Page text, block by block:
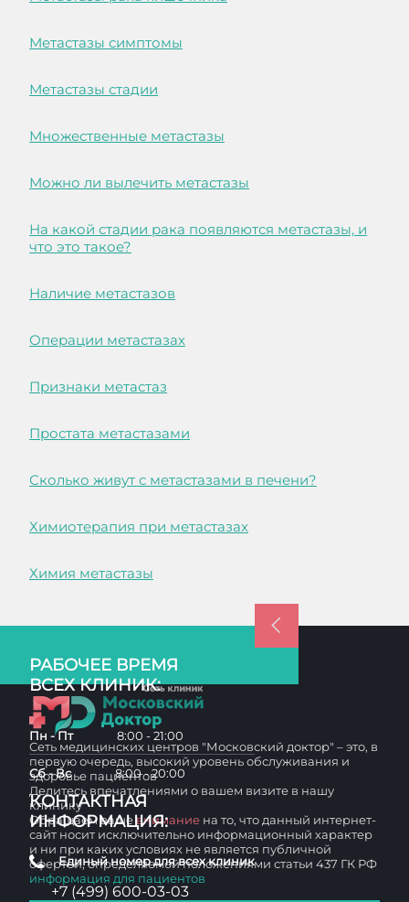
Метастазы симптомы
Метастазы стадии
Множественные метастазы
Можно ли вылечить метастазы
На какой стадии рака появляются метастазы, и
что это такое?
Наличие метастазов
Операции метастазах
Признаки метастаз
Простата метастазами
Сколько живут с метастазами в печени?
Химиотерапия при метастазах
Химия метастазы
РАБОЧЕЕ ВРЕМЯ
ВСЕХ КЛИНИК:
Пн - Пт 8:00 - 21:00
Сб - Вс 8:00 - 20:00
КОНТАКТНАЯ
ИНФОРМАЦИЯ:
Единый номер для всех клиник
+7 (499) 600-03-03
Сеть медицинских центров "Московский доктор" – это, в
первую очередь, высокий уровень обслуживания и
здоровье пациентов
Делитесь впечатлениями о вашем визите в нашу
клинику
Обращаем вашевнимание на то, что данный интернет-
сайт носит исключительно информационный характер
и ни при каких условиях не является публичной
офертой, определяемой положениями статьи 437 ГК РФ
информация для пациентов